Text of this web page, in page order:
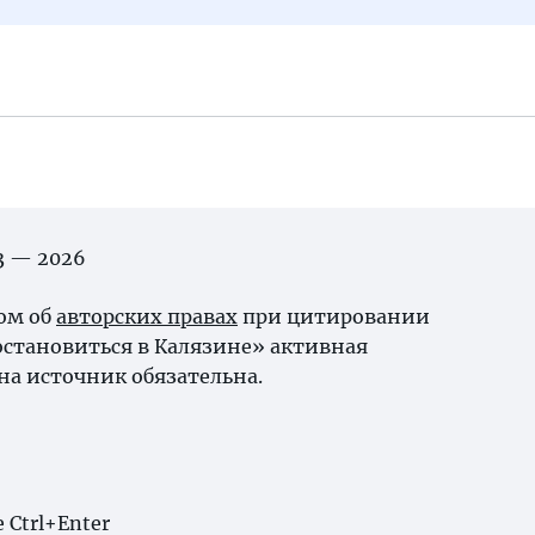
— 2026
об авторских правах при цитировании
в Калязине» активная
источник обязательна.
Ctrl+Enter